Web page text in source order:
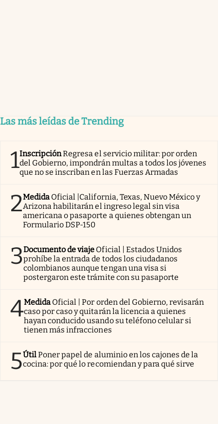
Las más leídas de Trending
1InscripciónRegresa el servicio militar: por orden
del Gobierno, impondrán multas a todos los jóvenes
que no se inscriban en las Fuerzas Armadas
2Medida Oficial |California, Texas, Nuevo México y
Arizona habilitarán el ingreso legal sin visa
americana o pasaporte a quienes obtengan un
Formulario DSP-150
3Documento de viaje Oficial | Estados Unidos
prohíbe la entrada de todos los ciudadanos
colombianos aunque tengan una visa si
postergaron este trámite con su pasaporte
4Medida Oficial | Por orden del Gobierno, revisarán
caso por caso y quitarán la licencia a quienes
hayan conducido usando su teléfono celular si
tienen más infracciones
5ÚtilPoner papel de aluminio en los cajones de la
cocina: por qué lo recomiendan y para qué sirve